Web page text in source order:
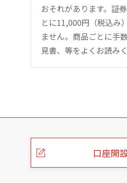
おそれがあります。証
とに11,000円（税込み
ません。商品ごとに手
見書、等をよくお読み
こ
口座開